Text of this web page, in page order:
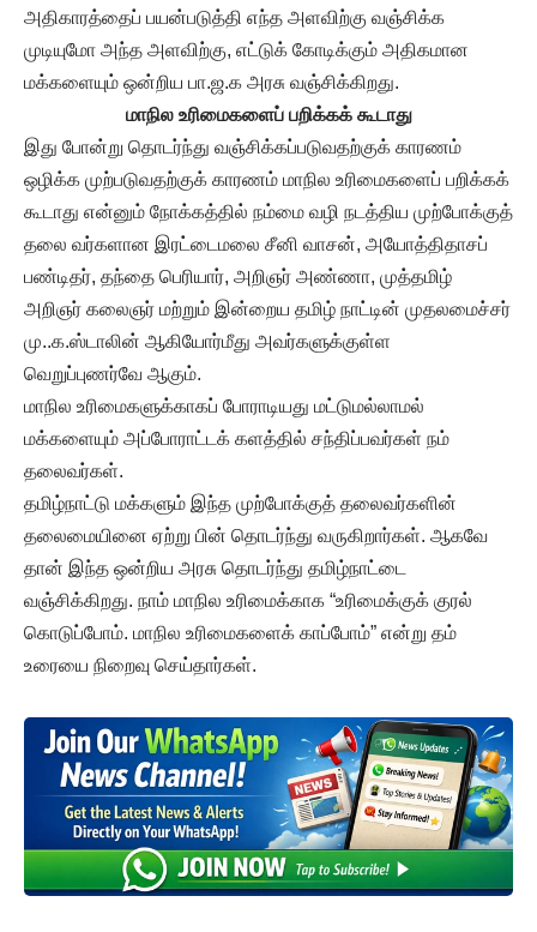
அதிகாரத்தைப் பயன்படுத்தி எந்த அளவிற்கு வஞ்சிக்க
முடியுமோ அந்த அளவிற்கு, எட்டுக் கோடிக்கும் அதிகமான
மக்களையும் ஒன்றிய பா.ஜ.க அரசு வஞ்சிக்கிறது.
மாநில உரிமைகளைப் பறிக்கக் கூடாது
இது போன்று தொடர்ந்து வஞ்சிக்கப்படுவதற்குக் காரணம்
ஒழிக்க முற்படுவதற்குக் காரணம் மாநில உரிமைகளைப் பறிக்கக்
கூடாது என்னும் நோக்கத்தில் நம்மை வழி நடத்திய முற்போக்குத்
தலை வர்களான இரட்டைமலை சீனி வாசன், அயோத்திதாசப்
பண்டிதர், தந்தை பெரியார், அறிஞர் அண்ணா, முத்தமிழ்
அறிஞர் கலைஞர் மற்றும் இன்றைய தமிழ் நாட்டின் முதலமைச்சர்
மு..க.ஸ்டாலின் ஆகியோர்மீது அவர்களுக்குள்ள
வெறுப்புணர்வே ஆகும்.
மாநில உரிமைகளுக்காகப் போராடியது மட்டுமல்லாமல்
மக்களையும் அப்போராட்டக் களத்தில் சந்திப்பவர்கள் நம்
தலைவர்கள்.
தமிழ்நாட்டு மக்களும் இந்த முற்போக்குத் தலைவர்களின்
தலைமையினை ஏற்று பின் தொடர்ந்து வருகிறார்கள். ஆகவே
தான் இந்த ஒன்றிய அரசு தொடர்ந்து தமிழ்நாட்டை
வஞ்சிக்கிறது. நாம் மாநில உரிமைக்காக “உரிமைக்குக் குரல்
கொடுப்போம். மாநில உரிமைகளைக் காப்போம்” என்று தம்
உரையை நிறைவு செய்தார்கள்.